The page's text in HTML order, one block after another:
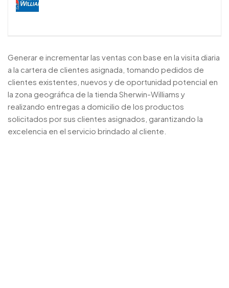
Generar e incrementar las ventas con base en la visita diaria
a la cartera de clientes asignada, tomando pedidos de
clientes existentes, nuevos y de oportunidad potencial en
la zona geográfica de la tienda Sherwin-Williams y
realizando entregas a domicilio de los productos
solicitados por sus clientes asignados, garantizando la
excelencia en el servicio brindado al cliente.